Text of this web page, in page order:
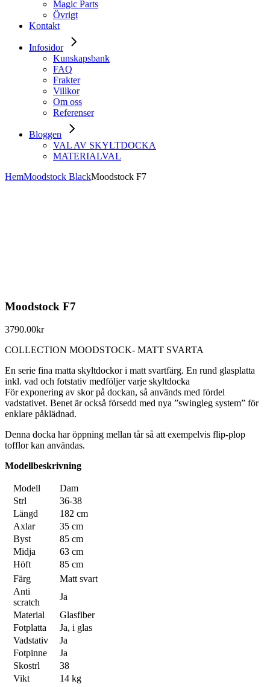
Magic Parts
Övrigt
Kontakt
Infosidor
Kunskapsbank
FAQ
Frakter
Villkor
Om oss
Referenser
Bloggen
VAL AV SKYLTDOCKA
MATERIALVAL
HemMoodstock BlackMoodstock F7
Moodstock F7
3790.00kr
COLLECTION MOODSTOCK- MATT SVARTA
En serie fina matta skyltdockor i matt svartfärg. En rund glasplatta
inkl. vad och fotstativ medföljer varje skyltdocka
För exponering av skor på dockan, så används med fördel
vadstativet. Benet är också försedd med nya ”swingleg system” för
enklare påklädnad.
Denna docka har öppning mellan tår så att exempelvis flip-plop
tofflor kan användas.
Modellbeskrivning
Modell
Dam
Strl
36-38
Längd
182 cm
Axlar
35 cm
Byst
85 cm
Midja
63 cm
Höft
85 cm
Färg
Matt svart
Anti
scratch
Ja
Material
Glasfiber
Fotplatta
Ja, i glas
Vadstativ
Ja
Fotpinne
Ja
Skostrl
38
Vikt
14 kg